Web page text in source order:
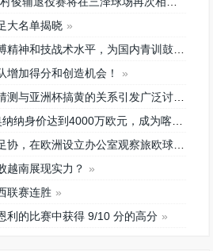
大名单揭晓
神和技战术水平，为国内青训鼓舞
增加得分和创造机会！
与亚洲杯搞黄的关系引发广泛讨论
价达到4000万欧元，成为喀麦隆最贵门将
欧洲设立办公室观察旅欧球员的身体情况
越南展现实力？
联赛连胜
利的比赛中获得 9/10 分的高分